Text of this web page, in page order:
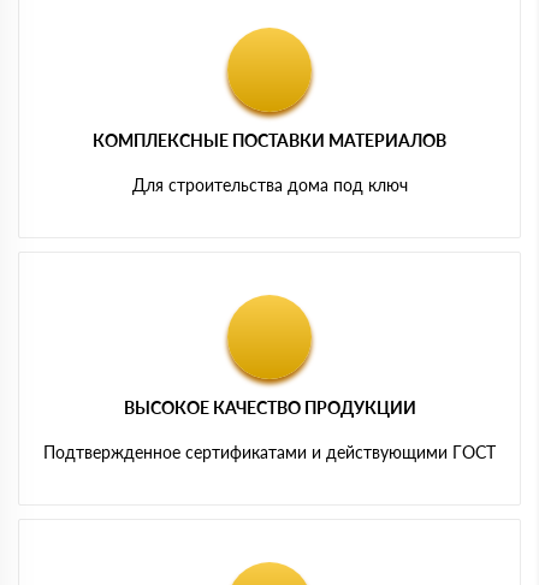
КОМПЛЕКСНЫЕ ПОСТАВКИ МАТЕРИАЛОВ
Для строительства дома под ключ
ВЫСОКОЕ КАЧЕСТВО ПРОДУКЦИИ
Подтвержденное сертификатами и действующими ГОСТ